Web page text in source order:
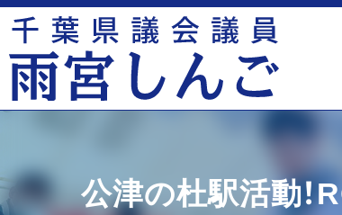
公津の杜駅活動